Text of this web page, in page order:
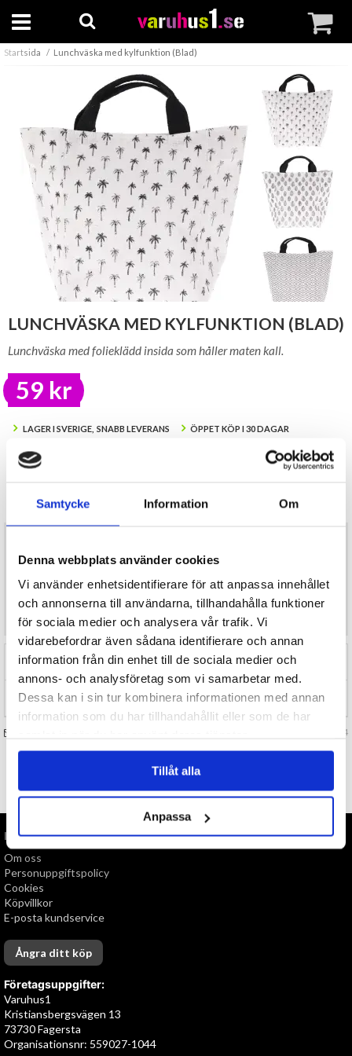
Samtycke Information Om
Denna webbplats använder cookies
Vi använder enhetsidentifierare för att anpassa innehållet
och annonserna till användarna, tillhandahålla funktioner
för sociala medier och analysera vår trafik. Vi
vidarebefordrar även sådana identifierare och annan
information från din enhet till de sociala medier och
annons- och analysföretag som vi samarbetar med.
Dessa kan i sin tur kombinera informationen med annan
information som du har tillhandahållit eller som de har
Tillåt alla
Anpassa
Startsida Lunchväska med kylfunktion (Blad)
LUNCHVÄSKA MED KYLFUNKTION (BLAD)
Lunchväska med folieklädd insida som håller maten kall.
59 kr
LAGER I SVERIGE, SNABB LEVERANS ÖPPET KÖP I 30 DAGAR
ANTAL
I lager
Mått ca 18x12x24 cm
Materialet är bomull, polyetylen, polyester
Önskar du som konsument mer produktinformation
RECENSIONER (0)
TIPSA
Art. nr 149694
INFORMATION
Om oss
Personuppgiftspolicy
Cookies
Köpvillkor
E-posta kundservice
Ångra ditt köp
Företagsuppgifter:
Varuhus1
Kristiansbergsvägen 13
73730 Fagersta
Organisationsnr: 559027-1044